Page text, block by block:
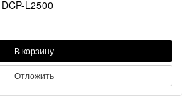
L2500
В корзину
Отложить